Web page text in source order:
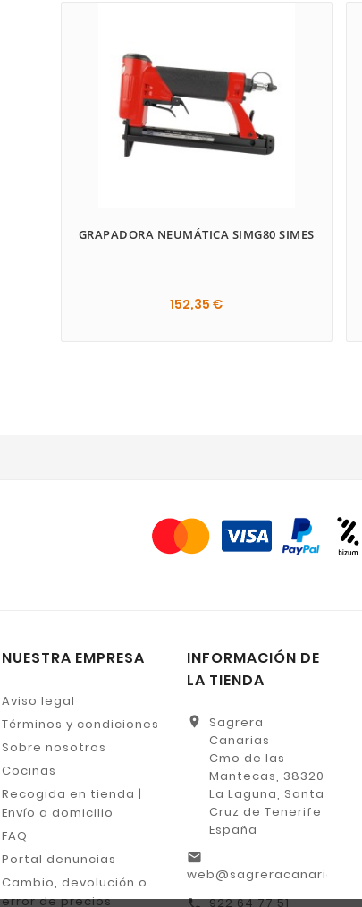
GRAPADORA NEUMÁTICA SIMG80 SIMES
152,35 €
NUESTRA EMPRESA
Aviso legal
Términos y condiciones
Sobre nosotros
Cocinas
Recogida en tienda |
Envío a domicilio
FAQ
Portal denuncias
Cambio, devolución o
error de precios
INFORMACIÓN DE
LA TIENDA
location_on
Sagrera
Canarias
Cmo de las
Mantecas, 38320
La Laguna, Santa
Cruz de Tenerife
España
email
web@sagreracanarias.es
call 922 64 77 51